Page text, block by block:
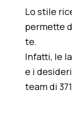
Lo stile
permette
te.
Infatti, le
e i
team di